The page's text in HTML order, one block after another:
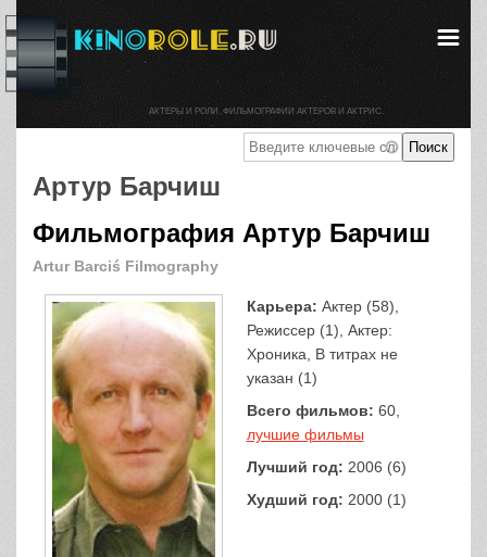
Артур Барчиш
Фильмография Артур Барчиш
Artur Barciś Filmography
Карьера: Актер (58),
Режиссер (1), Актер:
Хроника, В титрах не
указан (1)
Всего фильмов: 60,
лучшие фильмы
Лучший год: 2006 (6)
Худший год: 2000 (1)
АКТЕРЫ И РОЛИ. ФИЛЬМОГРАФИИ АКТЕРОВ И АКТРИС.